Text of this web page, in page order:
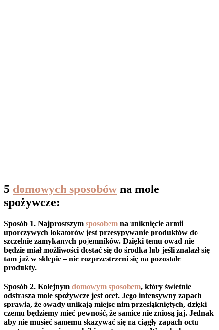
5 domowych sposobów na mole
spożywcze:
Sposób 1. Najprostszym sposobem na uniknięcie armii
uporczywych lokatorów jest przesypywanie produktów do
szczelnie zamykanych pojemników. Dzięki temu owad nie
będzie miał możliwości dostać się do środka lub jeśli znalazł się
tam już w sklepie – nie rozprzestrzeni się na pozostałe
produkty.
Sposób 2. Kolejnym domowym sposobem, który świetnie
odstrasza mole spożywcze jest ocet. Jego intensywny zapach
sprawia, że owady unikają miejsc nim przesiąkniętych, dzięki
czemu będziemy mieć pewność, że samice nie zniosą jaj. Jednak
aby nie musieć samemu skazywać się na ciągły zapach octu